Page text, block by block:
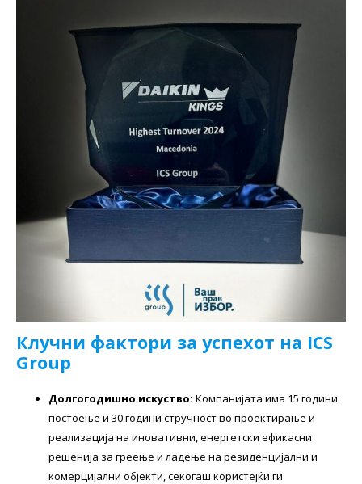
Клучни фактори за успехот на ICS
Group
Долгогодишно искуство: Компанијата има 15 години
постоење и 30 години стручност во проектирање и
реализација на иновативни, енергетски ефикасни
решенија за греење и ладење на резиденцијални и
комерцијални објекти, секогаш користејќи ги